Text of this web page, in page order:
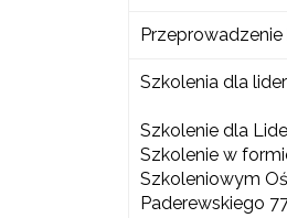
Szkolenia dla
Szkolenie dla
Szkolenie w
Szkoleniowym
Paderewskiego